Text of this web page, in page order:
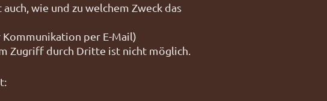
wie und zu welchem Zweck das
per E-Mail)
Zugriff durch Dritte ist nicht möglich.